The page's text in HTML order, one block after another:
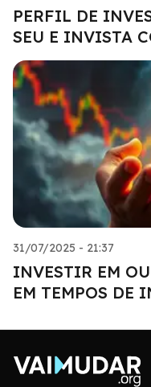
PERFIL DE
SEU E INVISTA
31/07/2025 - 21:37
INVESTIR EM
EM TEMPOS DE